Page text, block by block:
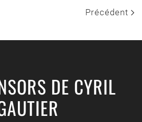
Précédent
DE CYRIL